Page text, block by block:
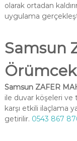
olarak ortadan
uygulama
Samsun
Samsun ZAFER
ile duvar köşeleri
karşı etkili ilaçlama
getirilir. 0543 867